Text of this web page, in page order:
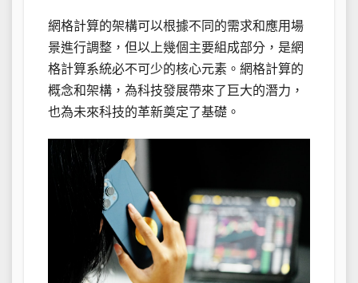
網格計算的架構可以根據不同的需求和應用場
景進行調整，但以上幾個主要組成部分，是網
格計算系統必不可少的核心元素。網格計算的
概念和架構，為科技發展帶來了巨大的潛力，
也為未來科技的革新奠定了基礎。